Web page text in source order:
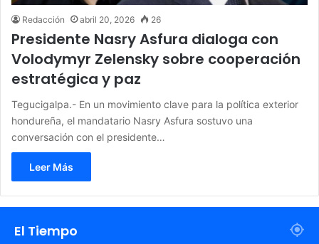
Redacción abril 20, 2026 26
Presidente Nasry Asfura dialoga con
Volodymyr Zelensky sobre cooperación
estratégica y paz
Tegucigalpa.- En un movimiento clave para la política exterior
hondureña, el mandatario Nasry Asfura sostuvo una
conversación con el presidente…
Leer Más
El Tiempo